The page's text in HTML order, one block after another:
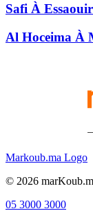
Safi À
Al Hoceima À
Markoub.ma Logo
© 2026
05 3000 3000